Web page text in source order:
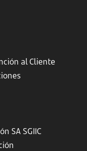
al Cliente
SA SGIIC